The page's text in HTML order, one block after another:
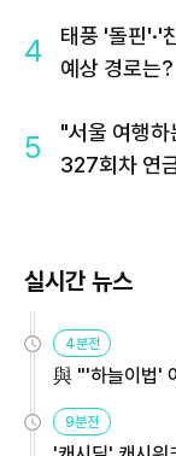
4
태풍 '돌핀'·'
예상 경로는?
5
"서울 여행
327회차 연
실시간 뉴스
4분전
與 "'하늘이법'
9분전